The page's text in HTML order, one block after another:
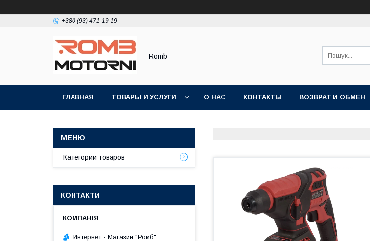
+380 (93) 471-19-19
Romb
ГЛАВНАЯ ТОВАРЫ И УСЛУГИ О НАС КОНТАКТЫ ВОЗВРАТ И ОБМЕН
Категории товаров
КОНТАКТИ
Интернет - Магазин "Ромб"